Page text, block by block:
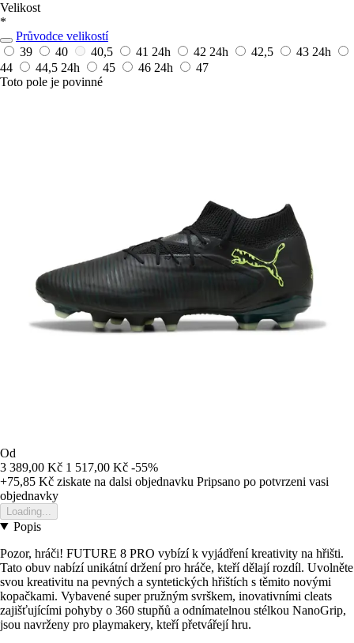
Velikost
*
Průvodce velikostí
39
40 40,5 41 24h 42 24h 42,5 43 24h
44
44,5 24h 45 46 24h
47
Toto pole je povinné
Od
3 389,00 Kč 1 517,00 Kč -55%
+75,85 Kč ziskate na dalsi objednavku Pripsano po potvrzeni vasi
objednavky
Loading...
Popis
Pozor, hráči! FUTURE 8 PRO vybízí k vyjádření kreativity na hřišti.
Tato obuv nabízí unikátní držení pro hráče, kteří dělají rozdíl. Uvolněte
svou kreativitu na pevných a syntetických hřištích s těmito novými
kopačkami. Vybavené super pružným svrškem, inovativními cleats
zajišťujícími pohyby o 360 stupňů a odnímatelnou stélkou NanoGrip,
jsou navrženy pro playmakery, kteří přetvářejí hru.